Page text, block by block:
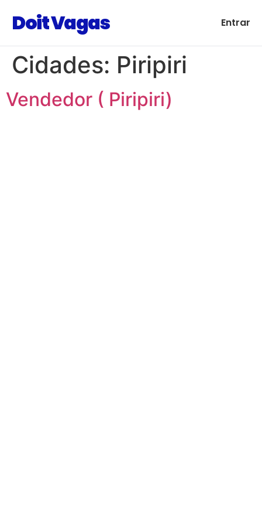
Doit Vagas Entrar
Cidades: Piripiri
Vendedor ( Piripiri)